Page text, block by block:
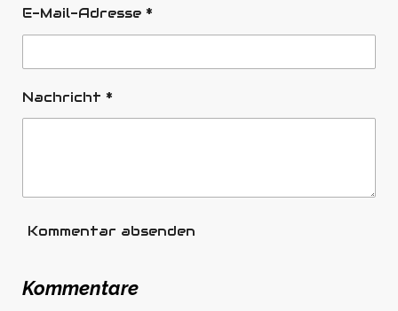
E-Mail-Adresse *
Nachricht *
Kommentar absenden
Kommentare